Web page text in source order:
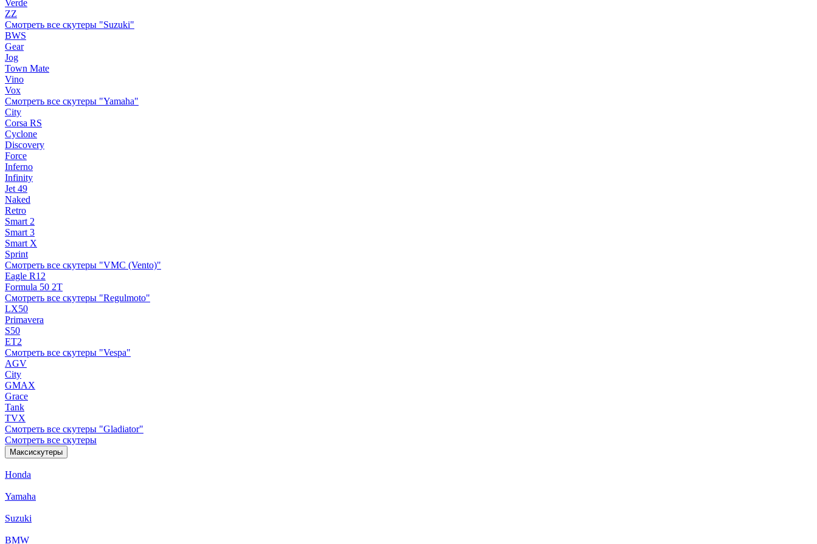
Verde
ZZ
Смотреть все скутеры "Suzuki"
BWS
Gear
Jog
Town Mate
Vino
Vox
Смотреть все скутеры "Yamaha"
City
Corsa RS
Cyclone
Discovery
Force
Inferno
Infinity
Jet 49
Naked
Retro
Smart 2
Smart 3
Smart X
Sprint
Смотреть все скутеры "VMC (Vento)"
Eagle R12
Formula 50 2Т
Смотреть все скутеры "Regulmoto"
LX50
Primavera
S50
ET2
Смотреть все скутеры "Vespa"
AGV
City
GMAX
Grace
Tank
TVX
Смотреть все скутеры "Gladiator"
Смотреть все скутеры
Максискутеры
Honda
Yamaha
Suzuki
BMW